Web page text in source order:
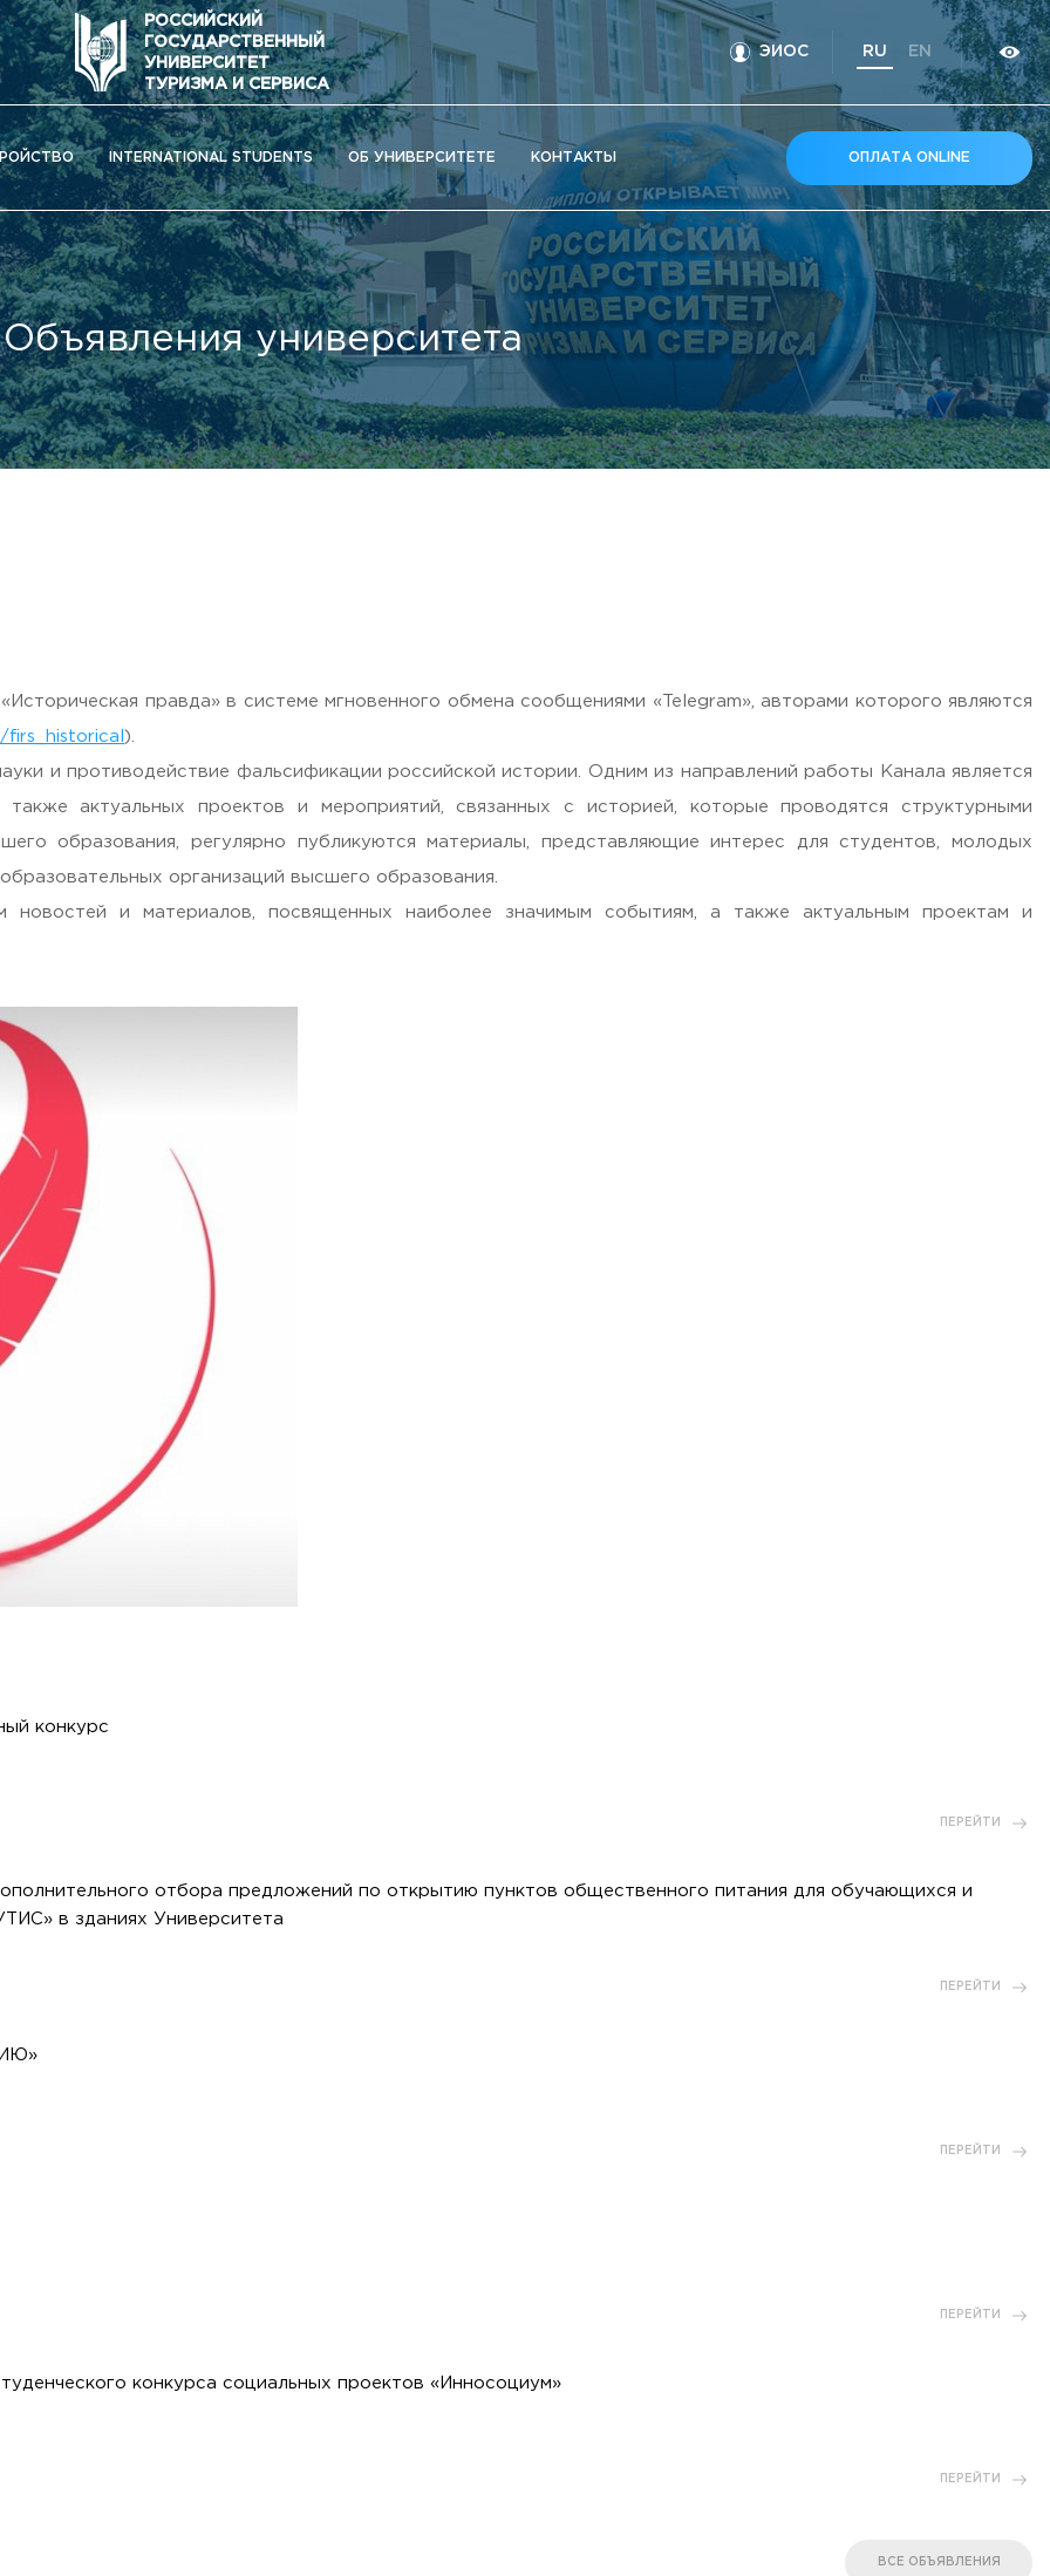
РОССИЙСКИЙ
ГОСУДАРСТВЕННЫЙ
УНИВЕРСИТЕТ
ТУРИЗМА И СЕРВИСА
ЭИОС RU EN
INTERNATIONAL STUDENTS ОБ УНИВЕРСИТЕТЕ КOНТАКТЫ ОПЛАТА ONLINE
Объявления университета
правда» в системе мгновенного обмена сообщениями «Telegram», авторами которого являются
).
и противодействие фальсификации российской истории. Одним из направлений работы Канала является
актуальных проектов и мероприятий, связанных с историей, которые проводятся структурными
образования, регулярно публикуются материалы, представляющие интерес для студентов, молодых
организаций высшего образования.
новостей и материалов, посвященных наиболее значимым событиям, а также актуальным проектам и
конкурс
ПЕРЕЙТИ
отбора предложений по открытию пунктов общественного питания для обучающихся и
в зданиях Университета
ПЕРЕЙТИ
ПЕРЕЙТИ
ПЕРЕЙТИ
конкурса социальных проектов «Инносоциум»
ПЕРЕЙТИ
ВСЕ ОБЪЯВЛЕНИЯ